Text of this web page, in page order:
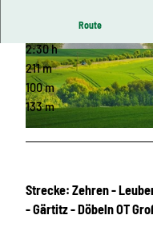
© Ulrike Friedl-von Thun, Gramann,
Route
2:30 h
211 m
100 m
133 m
Strecke: Zehren -
- Gärtitz - Döbeln OT